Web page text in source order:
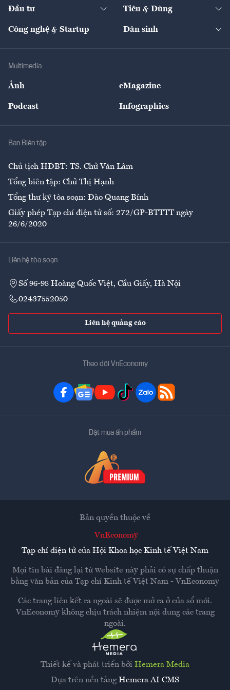
Quản trị số
Tư vấn
Thị trường
Nông sản
The Guide
Đầu tư Tiêu & Dùng
Giải trí
Công nghệ & Startup Dân sinh
Multimedia
Ảnh eMagazine
Podcast Infographics
Ban Biên tập
Chủ tịch HĐBT: TS. Chử Văn Lâm
Tổng biên tập: Chử Thị Hạnh
Tổng thư ký tòa soạn: Đào Quang Bính
Giấy phép Tạp chí điện tử số: 272/GP-BTTTT ngày
26/6/2020
Liên hệ tòa soạn
Số 96-98 Hoàng Quốc Việt, Cầu Giấy, Hà Nội
02437552050
Liên hệ quảng cáo
Theo dõi VnEconomy
Đặt mua ấn phẩm
Thiết kế và phát triển bởi Hemera Media
Dựa trên nền tảng Hemera AI CMS
Bản quyền thuộc về
VnEconomy
Tạp chí điện tử của Hội Khoa học Kinh tế Việt Nam
Mọi tin bài đăng lại từ website này phải có sự chấp thuận
bằng văn bản của Tạp chí Kinh tế Việt Nam - VnEconomy
Các trang liên kết ra ngoài sẽ được mở ra ở cửa sổ mới.
VnEconomy không chịu trách nhiệm nội dung các trang
ngoài.